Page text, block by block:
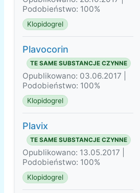
Podobieństwo: 100%
Klopidogrel
Plavocorin
TE SAME SUBSTANCJE CZYNNE
Opublikowano: 03.06.2017 |
Podobieństwo: 100%
Klopidogrel
Plavix
TE SAME SUBSTANCJE CZYNNE
Opublikowano: 13.05.2017 |
Podobieństwo: 100%
Klopidogrel